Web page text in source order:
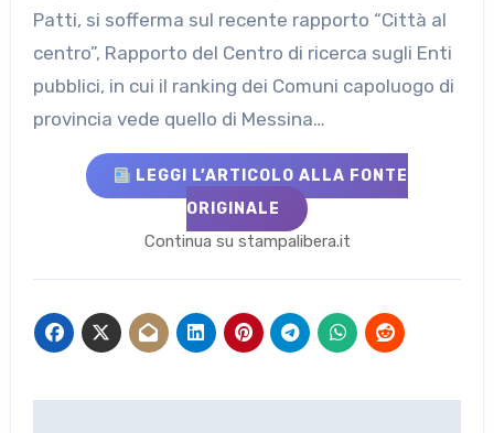
Patti, si sofferma sul recente rapporto “Città al
centro”, Rapporto del Centro di ricerca sugli Enti
pubblici, in cui il ranking dei Comuni capoluogo di
provincia vede quello di Messina…
LEGGI L’ARTICOLO ALLA FONTE
ORIGINALE
Continua su stampalibera.it